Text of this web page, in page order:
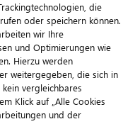
die
oder speichern können.
wir Ihre
und Optimierungen wie
Hierzu werden
weitergegeben, die sich in
vergleichbares
Klick auf „Alle Cookies
und der